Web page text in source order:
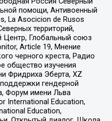
помощи, Антивоенный
La Asocicion de Rusos
территорий,
Центр, Глобальный союз
Article 19, Мнение
черного креста, Радио
общество изучения
Фридриха Эберта, XZ
гендерной
Форум имени Льва
International Education,
Education,